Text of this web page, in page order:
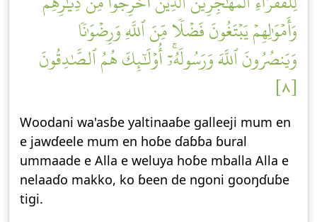
وَأَمۡوَٰلِهِمۡ يَبۡتَغُونَ فَضۡلٗا مِّنَ ٱللَّهِ وَرِضۡوَٰنٗا
وَيَنصُرُونَ ٱللَّهَ وَرَسُولَهُۥٓۚ أُوْلَٰٓئِكَ هُمُ ٱلصَّٰدِقُونَ
[٨]
Woodani wa'asɓe yaltinaaɓe galleeji mum en
e jawɗeele mum en hoɓe ɗaɓɓa ɓural
ummaade e Alla e weluya hoɓe mballa Alla e
nelaaɗo makko, ko ɓeen de ngoni gooŋɗuɓe
tigi.